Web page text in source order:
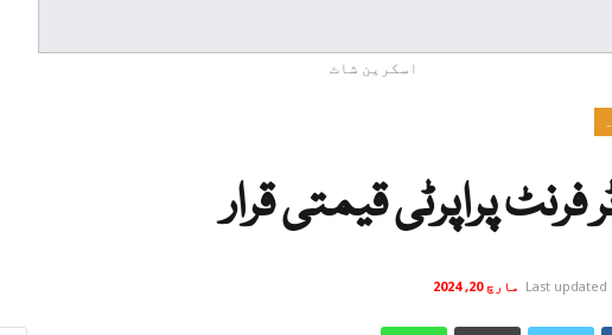
اسکرین شاٹ
فرنٹ پراپرٹی قیمتی قرار
Last updated مارچ 20, 2024